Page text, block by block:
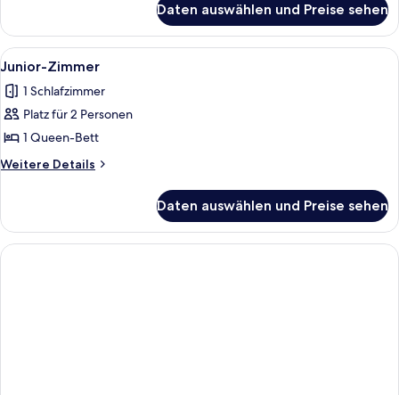
Einzelzimmer
Daten auswählen und Preise sehen
Alle
Fotos
für
Junior-
Zimmer
anzeigen
Ein Hotelzimmer mit einem großen
6
Junior-Zimmer
1 Schlafzimmer
Platz für 2 Personen
1 Queen-Bett
Weitere Details
Weitere
Zimmer
Daten auswählen und Preise sehen